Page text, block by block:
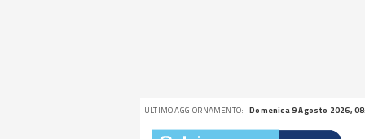
ULTIMO AGGIORNAMENTO: Domenica 9 Agosto 2026,